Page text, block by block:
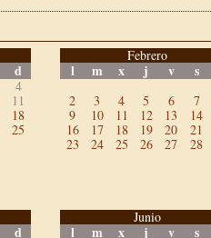
d
4
11
18
25
Febrero
l m x j v s
2 3 4 5 6
7
9
10 11 12 13
14
16
17 18 19 20
21
23
24 25 26 27 28
d
Junio
l m x j v s